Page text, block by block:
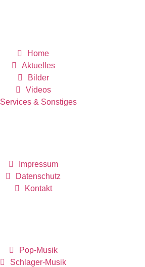
Home
Aktuelles
Bilder
Videos
Services & Sonstiges
Impressum
Datenschutz
Kontakt
Pop-Musik
Schlager-Musik